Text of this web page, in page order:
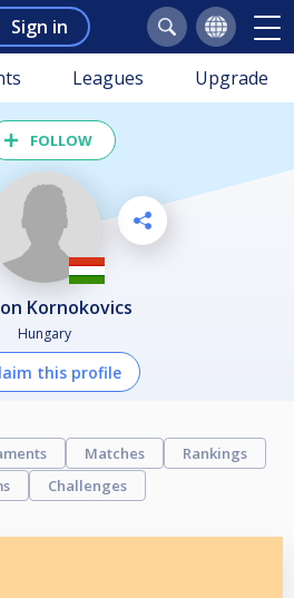
Sign in
Leagues Upgrade
FOLLOW
Kornokovics
Hungary
this profile
Matches
Rankings
Challenges